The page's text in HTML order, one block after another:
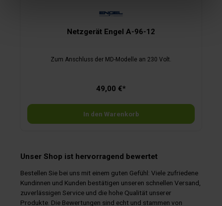
Netzgerät Engel A-96-12
Zum Anschluss der MD-Modelle an 230 Volt.
49,00 €*
In den Warenkorb
Unser Shop ist hervorragend bewertet
Bestellen Sie bei uns mit einem guten Gefühl: Viele zufriedene
Kundinnen und Kunden bestätigen unseren schnellen Versand,
zuverlässigen Service und die hohe Qualität unserer
Produkte. Die Bewertungen sind echt und stammen von